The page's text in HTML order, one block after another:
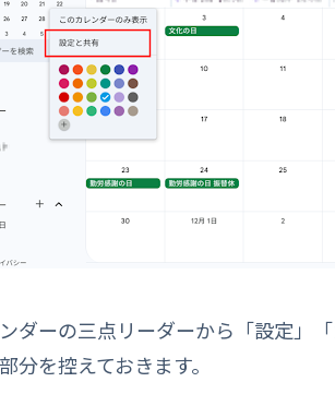
ダーの三点リーダーから「設定」
分を控えておきます。